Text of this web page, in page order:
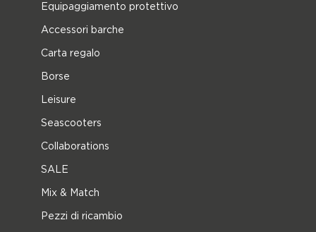
Equipaggiamento protettivo
Accessori barche
Carta regalo
Borse
Leisure
Seascooters
Collaborations
SALE
Mix & Match
Pezzi di ricambio